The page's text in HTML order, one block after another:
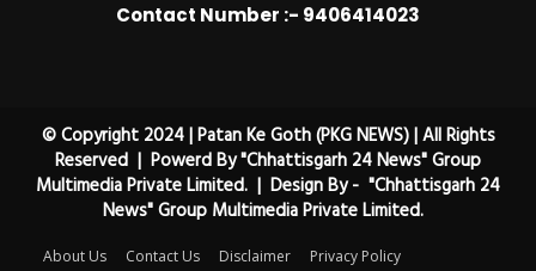
Contact Number :- 9406414023
© Copyright 2024 | Patan Ke Goth (PKG NEWS) | All Rights
Reserved | Powerd By "Chhattisgarh 24 News" Group
Multimedia Private Limited. | Design By - "Chhattisgarh 24
News" Group Multimedia Private Limited.
About Us Contact Us Disclaimer
Privacy Policy